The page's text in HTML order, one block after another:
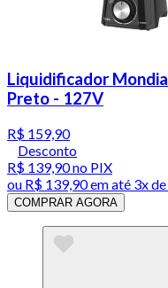
Liquidificador
Preto - 127V
R$ 159,90
Desconto
R$ 139,90no PIX
ou R$ 139,90em até 3x
COMPRAR AGORA